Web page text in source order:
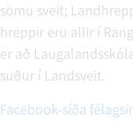
sömu sveit;
hreppir eru allir í
er að
suður í Landsveit.
Facebook-síða